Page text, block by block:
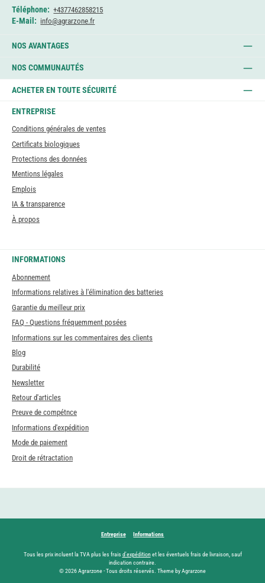
Téléphone: +4377462858215
E-Mail: info@agrarzone.fr
NOS AVANTAGES
NOS COMMUNAUTÉS
ACHETER EN TOUTE SÉCURITÉ
ENTREPRISE
Conditions générales de ventes
Certificats biologiques
Protections des données
Mentions légales
Emplois
IA & transparence
À propos
INFORMATIONS
Abonnement
Informations relatives à l'élimination des batteries
Garantie du meilleur prix
FAQ - Questions fréquemment posées
Informations sur les commentaires des clients
Blog
Durabilité
Newsletter
Retour d'articles
Preuve de compétnce
Informations d'expédition
Mode de paiement
Droit de rétractation
Entreprise Informations
Tous les prix incluent la TVA plus les frais d'expéditionet les éventuels frais de livraison, sauf
indication contraire.
© 2026 Agrarzone - Tous droits réservés. Theme by Agrarzone